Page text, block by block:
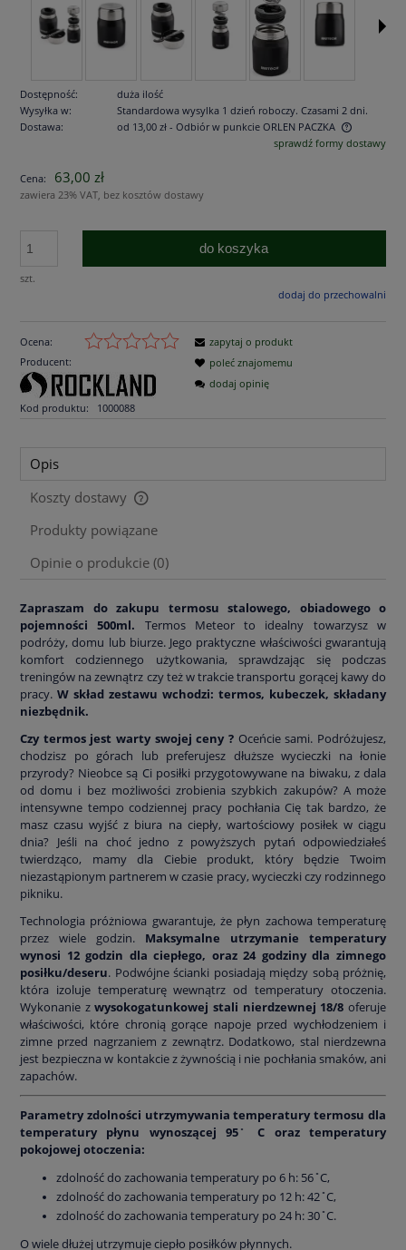
Dostępność:
duża ilość
Wysyłka w:
Standardowa wysylka 1 dzień roboczy. Czasami 2 dni.
Dostawa:
od 13,00 zł - Odbiór w punkcie ORLEN PACZKA
Cena nie zawiera ewentualnych kosztów płatnościsprawdź formy dostawy
Cena: 63,00 zł
zawiera 23% VAT, bez kosztów dostawy
szt.
do koszyka
dodaj do przechowalni
Ocena:
Producent:
Kod produktu: 1000088
zapytaj o produkt
poleć znajomemu
dodaj opinię
Opis
Koszty dostawy
Cena nie zawiera ewentualnych kosztów płatności
Produkty powiązane
Opinie o produkcie (0)
Zapraszam do zakupu termosu stalowego, obiadowego o
pojemności 500ml. Termos Meteor to idealny towarzysz w
podróży, domu lub biurze. Jego praktyczne właściwości gwarantują
komfort codziennego użytkowania, sprawdzając się podczas
treningów na zewnątrz czy też w trakcie transportu gorącej kawy do
pracy. W skład zestawu wchodzi: termos, kubeczek, składany
niezbędnik.
Czy termos jest warty swojej ceny ? Oceńcie sami. Podróżujesz,
chodzisz po górach lub preferujesz dłuższe wycieczki na łonie
przyrody? Nieobce są Ci posiłki przygotowywane na biwaku, z dala
od domu i bez możliwości zrobienia szybkich zakupów? A może
intensywne tempo codziennej pracy pochłania Cię tak bardzo, że
masz czasu wyjść z biura na ciepły, wartościowy posiłek w ciągu
dnia? Jeśli na choć jedno z powyższych pytań odpowiedziałeś
twierdząco, mamy dla Ciebie produkt, który będzie Twoim
niezastąpionym partnerem w czasie pracy, wycieczki czy rodzinnego
pikniku.
Technologia próżniowa gwarantuje, że płyn zachowa temperaturę
przez wiele godzin. Maksymalne utrzymanie temperatury
wynosi 12 godzin dla ciepłego, oraz 24 godziny dla zimnego
posiłku/deseru. Podwójne ścianki posiadają między sobą próżnię,
która izoluje temperaturę wewnątrz od temperatury otoczenia.
Wykonanie zwysokogatunkowej stali nierdzewnej 18/8 oferuje
właściwości, które chronią gorące napoje przed wychłodzeniem i
zimne przed nagrzaniem z zewnątrz. Dodatkowo, stal nierdzewna
jest bezpieczna w kontakcie z żywnością i nie pochłania smaków, ani
zapachów.
Parametry zdolności utrzymywania temperatury termosu dla
temperatury płynu wynoszącej 95 ̊ C oraz temperatury
pokojowej otoczenia:
zdolność do zachowania temperatury po 6 h: 56 ̊ C,
zdolność do zachowania temperatury po 12 h: 42 ̊ C,
zdolność do zachowania temperatury po 24 h: 30 ̊ C.
O wiele dłużej utrzymuje ciepło posiłków płynnych.